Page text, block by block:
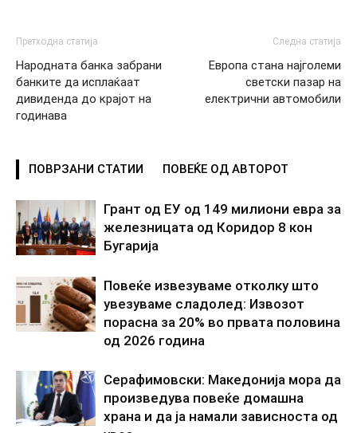
Претходна статија
Народната банка забрани
банките да исплаќаат
дивиденда до крајот на
годинава
Следна статија
Европа стана најголеми
светски пазар на
електрични автомобили
ПОВРЗАНИ СТАТИИ ПОВЕЌЕ ОД АВТОРОТ
Грант од ЕУ од 149 милиони евра за
железницата од Коридор 8 кон
Бугарија
Повеќе извезуваме отколку што
увезуваме сладолед: Извозот
порасна за 20% во првата половина
од 2026 година
Серафимовски: Македонија мора да
произведува повеќе домашна
храна и да ја намали зависноста од